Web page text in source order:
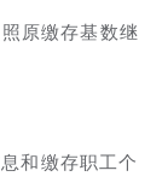
原缴存基数继
和缴存职工个